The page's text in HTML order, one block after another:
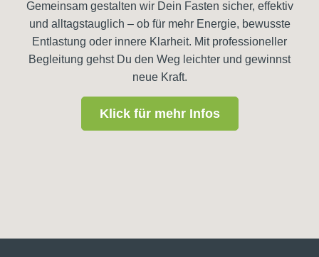
Gemeinsam gestalten wir Dein Fasten sicher, effektiv
und alltagstauglich – ob für mehr Energie, bewusste
Entlastung oder innere Klarheit. Mit professioneller
Begleitung gehst Du den Weg leichter und gewinnst
neue Kraft.
Klick für mehr Infos